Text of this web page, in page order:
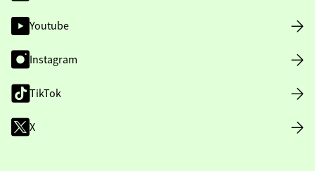
Youtube
Instagram
TikTok
X